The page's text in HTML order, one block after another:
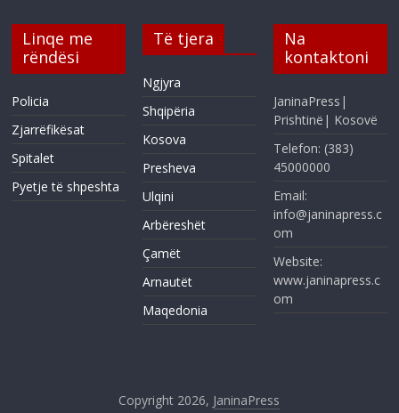
Linqe me
rëndësi
Policia
Zjarrëfikësat
Spitalet
Pyetje të shpeshta
Të tjera
Ngjyra
Shqipëria
Kosova
Presheva
Ulqini
Arbëreshët
Çamët
Arnautët
Maqedonia
Na
kontaktoni
JaninaPress|
Prishtinë| Kosovë
Telefon: (383)
45000000
Email:
info@janinapress.c
om
Website:
www.janinapress.c
om
Copyright 2026, JaninaPress